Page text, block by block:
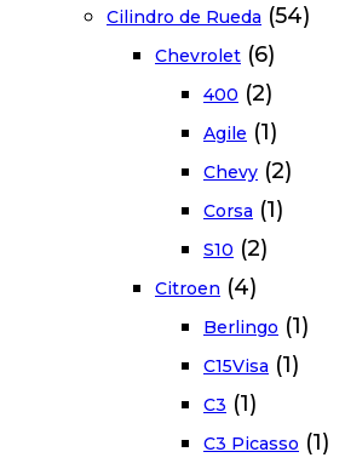
Cilindro de Rueda (54)
Chevrolet (6)
400 (2)
Agile (1)
Chevy (2)
Corsa (1)
S10 (2)
Citroen (4)
Berlingo (1)
C15Visa (1)
C3 (1)
C3 Picasso (1)